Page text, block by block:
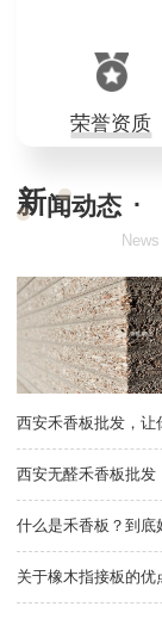
荣誉资质
新闻动态 ·
News
西安禾香板批发，让
西安无醛禾香板批发
什么是禾香板？到底
关于橡木指接板的优